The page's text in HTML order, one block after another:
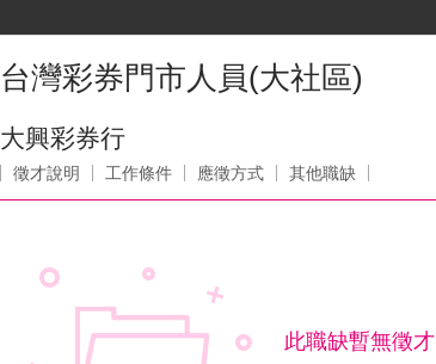
台灣彩券門市人員(大社區)
大興彩券行
徵才說明 工作條件 應徵方式 其他職缺
此職缺暫無徵才